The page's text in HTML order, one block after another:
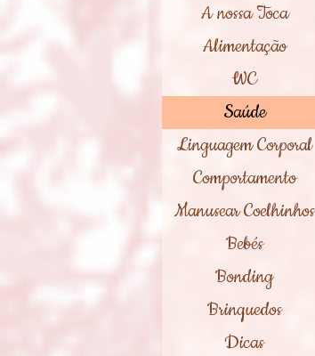
A nossa Toca
Alimentação
WC
Saúde
Linguagem Corporal
Comportamento
Manusear Coelhinhos
Bebés
Bonding
Brinquedos
Dicas